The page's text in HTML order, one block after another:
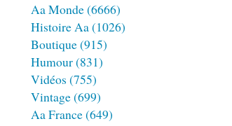
Aa Monde(6666)
Histoire Aa(1026)
Boutique(915)
Humour(831)
Vidéos (755)
Vintage(699)
Aa France(649)